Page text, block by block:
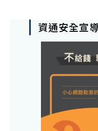
資通安全宣